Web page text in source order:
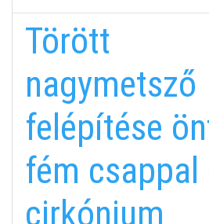
Törött
nagymetsző
felépítése
fém csappal
cirkónium
ITT TALÁL MEG
MINKET
fab